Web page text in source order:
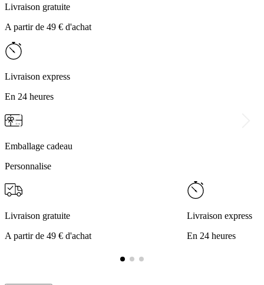
Livraison gratuite
A partir de 49 € d'achat
Livraison express
En 24 heures
Emballage cadeau
Personnalise
Livraison gratuite
A partir de 49 € d'achat
Livraison express
En 24 heures